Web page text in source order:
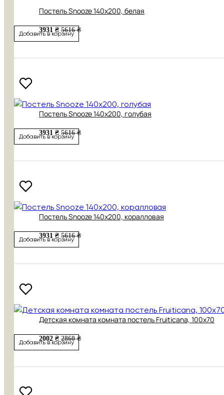
Постель Snooze 140x200, белая
3931 ₴ 5616 ₴
Добавить в корзину
Постель Snooze 140x200, голубая
3931 ₴ 5616 ₴
Добавить в корзину
Постель Snooze 140x200, коралловая
3931 ₴ 5616 ₴
Добавить в корзину
Детская комната комната постель Fruiticana, 100x70
2002 ₴ 2860 ₴
Добавить в корзину